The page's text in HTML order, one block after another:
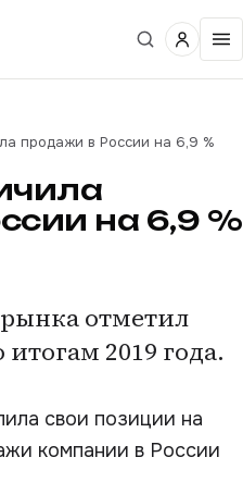
продажи в России на 6,9 %
на 6,9 %
отметил
итогам 2019 года.
свои позиции на
компании в России